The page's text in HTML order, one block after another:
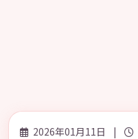
2026年01月11日 |